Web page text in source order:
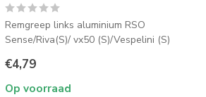
Remgreep links aluminium RSO
Sense/Riva(S)/ vx50 (S)/Vespelini (S)
€4,79
Op voorraad